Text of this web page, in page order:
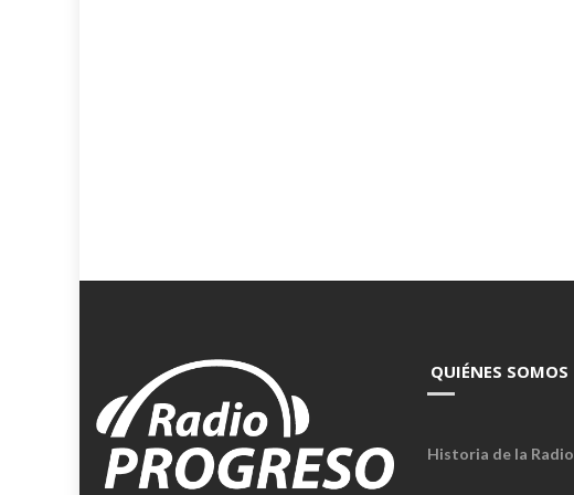
QUIÉNES SOMOS
Historia de la Radio